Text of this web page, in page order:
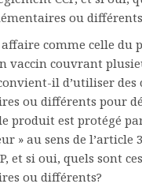
ou
comme celle du
vaccin couvrant
il d’utiliser des
ou différents pour
produit est protégé
» au sens de l’article
et si oui, quels sont
ou différents?